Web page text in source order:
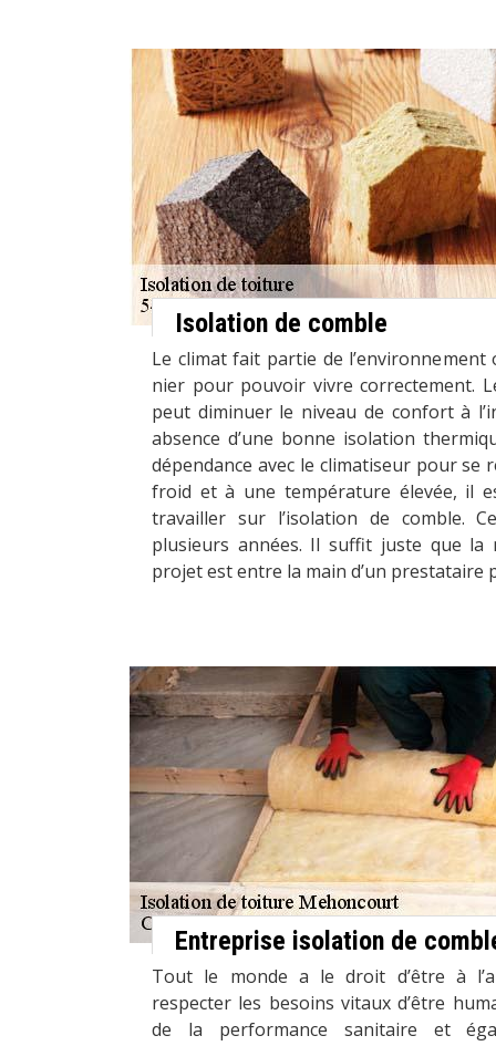
Isolation de comble
Le climat fait partie de
nier pour pouvoir vivre correctement.
peut diminuer le niveau de confort à
absence d’une bonne isolation
dépendance avec le climatiseur pour se
froid et à une température élevée, il
travailler sur l’isolation de comble.
plusieurs années. Il suffit juste que
projet est entre la main d’un prestataire
Entreprise isolation de
Tout le monde a le droit d’être à
respecter les besoins vitaux d’être
de la performance sanitaire et